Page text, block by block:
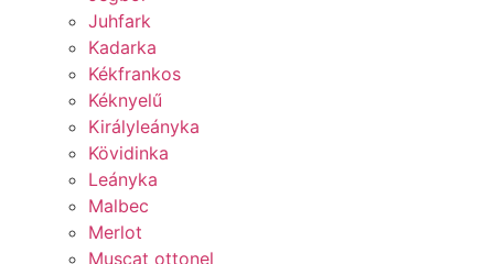
Juhfark
Kadarka
Kékfrankos
Kéknyelű
Királyleányka
Kövidinka
Leányka
Malbec
Merlot
Muscat ottonel